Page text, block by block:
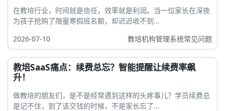
在教培行业，时间就是信任，效率就是利润。当一位家长在深夜
为孩子抢购了限量寒假班名额，却迟迟收不到...
2026-07-10
教培机构管理系统常见问题
教培SaaS痛点：续费总忘？智能提醒让续费率飙
升！
做教培的朋友们，是不是经常遇到这样的头疼事儿？学员续费总
是记不住，到了该交钱的时候，不是家长忘了...